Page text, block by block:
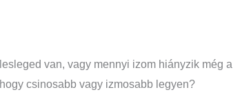
van, vagy mennyi izom hiányzik még a
csinosabb vagy izmosabb legyen?